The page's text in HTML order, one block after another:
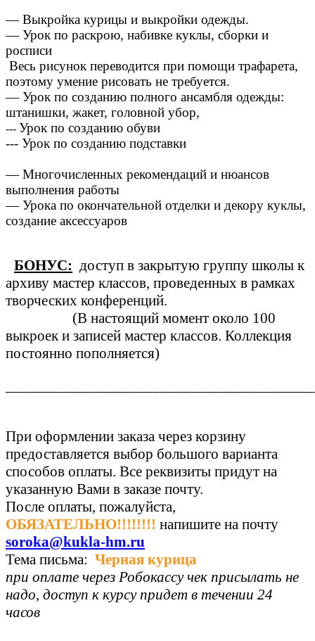
— Выкройка курицы и выкройки одежды.
— Урок по раскрою, набивке куклы, сборки и
росписи
Весь рисунок переводится при помощи трафарета,
поэтому умение рисовать не требуется.
— Урок по созданию полного ансамбля одежды:
штанишки, жакет, головной убор,
--- Урок по созданию обуви
--- Урок по созданию подставки
— Многочисленных рекомендаций и нюансов
выполнения работы
— Урока по окончательной отделки и декору куклы,
создание аксессуаров
БОНУС: доступ в закрытую группу школы к
архиву мастер классов, проведенных в рамках
творческих конференций.
(В настоящий момент около 100
выкроек и записей мастер классов. Коллекция
постоянно пополняется)
При оформлении заказа через корзину
предоставляется выбор большого варианта
способов оплаты. Все реквизиты придут на
указанную Вами в заказе почту.
После оплаты, пожалуйста,
ОБЯЗАТЕЛЬНО!!!!!!!! напишите на почту
soroka@kukla-hm.ru
Тема письма: Черная курица
при оплате через Робокассу чек присылать не
надо, доступ к курсу придет в течении 24
часов